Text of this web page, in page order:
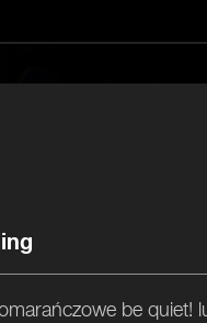
be quiet!